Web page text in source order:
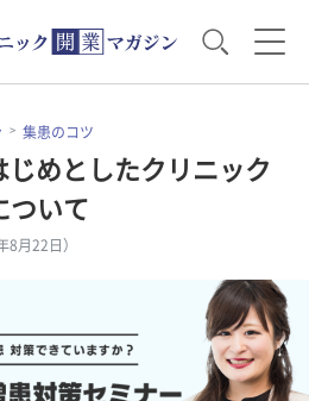
運営・経営のポイント
開業準備で大事なこと
医療機器・事務機器
セミナー
集患のコツ
めとしたクリニック
ついて
8月22日）